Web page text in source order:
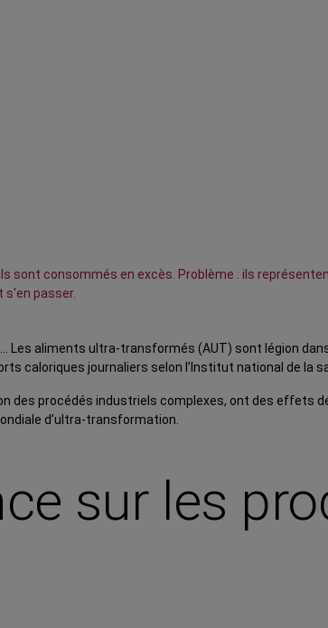
sont consommés en excès. Problème : ils
s'en passer.
aliments ultra-transformés (AUT) sont légion
caloriques journaliers selon l’Institut national de la
des procédés industriels complexes, ont des
d’ultra-transformation.
sur les